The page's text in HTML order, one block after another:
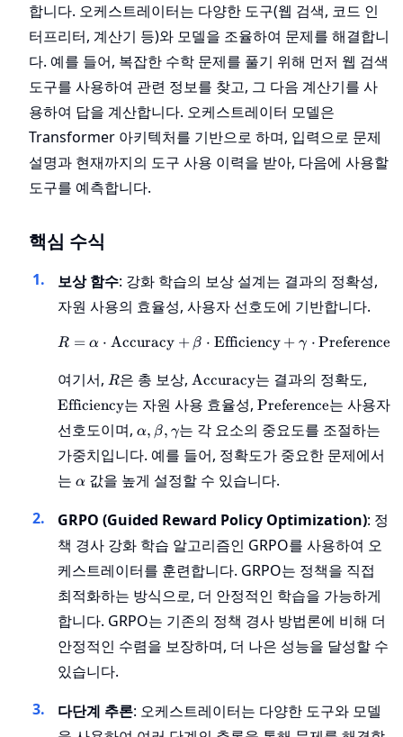
합니다. 오케스트레이터는 다양한 도구(웹 검색, 코드 인
터프리터, 계산기 등)와 모델을 조율하여 문제를 해결합니
다. 예를 들어, 복잡한 수학 문제를 풀기 위해 먼저 웹 검색
도구를 사용하여 관련 정보를 찾고, 그 다음 계산기를 사
용하여 답을 계산합니다. 오케스트레이터 모델은
Transformer 아키텍처를 기반으로 하며, 입력으로 문제
설명과 현재까지의 도구 사용 이력을 받아, 다음에 사용할
도구를 예측합니다.
핵심 수식
보상 함수: 강화 학습의 보상 설계는 결과의 정확성,
자원 사용의 효율성, 사용자 선호도에 기반합니다.
R = \alpha \cdot
R = α ⋅ Accuracy + β ⋅ Efficiency + γ ⋅ Preference
여기서, R
R은 총 보상,\text{Accuracy}
Accuracy는 결과의 정확도,
Efficiency는 자원 사용 효율성, \text{Preference}
Preference는 사용자
선호도이며, \alpha,
\beta,
\gamma
α, β, γ는 각 요소의 중요도를 조절하는
가중치입니다. 예를 들어, 정확도가 중요한 문제에서
는 \alpha
α 값을 높게 설정할 수 있습니다.
GRPO (Guided Reward Policy Optimization): 정
책 경사 강화 학습 알고리즘인 GRPO를 사용하여 오
케스트레이터를 훈련합니다. GRPO는 정책을 직접
최적화하는 방식으로, 더 안정적인 학습을 가능하게
합니다. GRPO는 기존의 정책 경사 방법론에 비해 더
안정적인 수렴을 보장하며, 더 나은 성능을 달성할 수
있습니다.
다단계 추론: 오케스트레이터는 다양한 도구와 모델